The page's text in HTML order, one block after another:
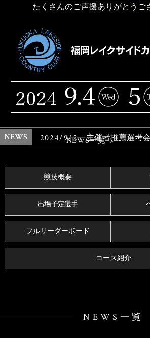
たくさんのご声援ありがとうご
NEWS 2024/9/2 主催者推薦選考
NEWS一覧
競技概要
出場予定選手
フルリーダーボード
コース紹介
NEWS一覧